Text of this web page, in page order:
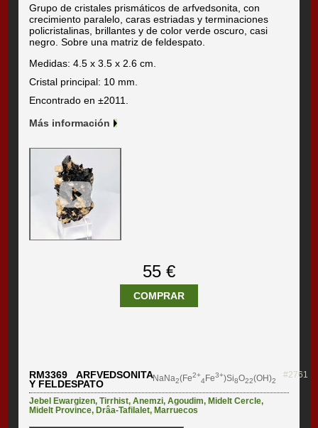
Grupo de cristales prismáticos de arfvedsonita, con
crecimiento paralelo, caras estriadas y terminaciones
policristalinas, brillantes y de color verde oscuro, casi
negro. Sobre una matriz de feldespato.
Medidas: 4.5 x 3.5 x 2.6 cm.
Cristal principal: 10 mm.
Encontrado en ±2011.
Más información
55 €
COMPRAR
RM3369 ARFVEDSONITA
Y FELDESPATO
NaNa2(Fe2+
4Fe3+)Si8O22(OH)2
#2761
Jebel Ewargizen,Tirrhist,Anemzi,Agoudim,Midelt Cercle,
Midelt Province,Drâa-Tafilalet,Marruecos